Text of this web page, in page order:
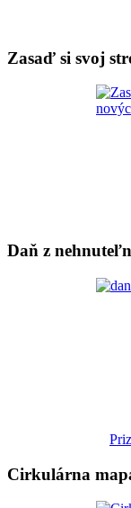
Zasaď si svoj
Daň z
Cirkulárna